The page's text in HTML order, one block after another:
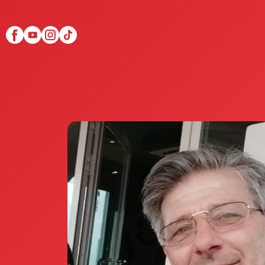
Scopri Club di Più
Le testimonianze
La fondatrice Valeria